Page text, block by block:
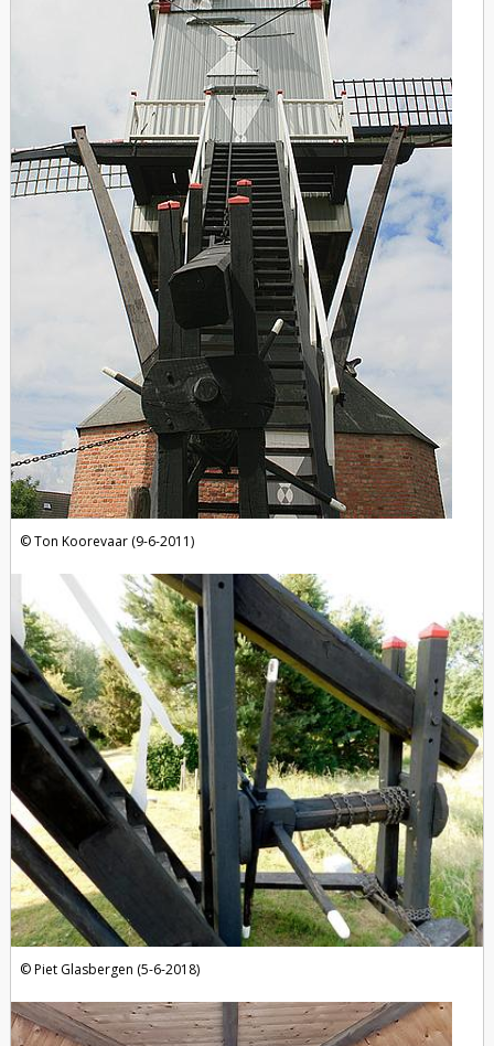
Ton Koorevaar (9-6-2011)
Piet Glasbergen (5-6-2018)